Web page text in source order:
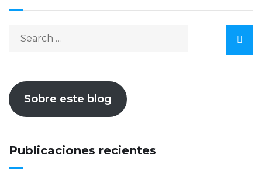
Sobre este blog
Publicaciones recientes